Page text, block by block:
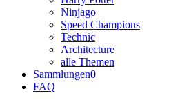
Ninjago
Speed Champions
Technic
Architecture
alle Themen
Sammlungen0
FAQ